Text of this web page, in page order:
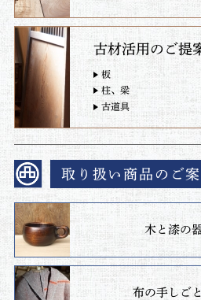
古材活用のご提
板
柱、梁
古道具
取り扱い商品のご
木と漆の
布の手しご